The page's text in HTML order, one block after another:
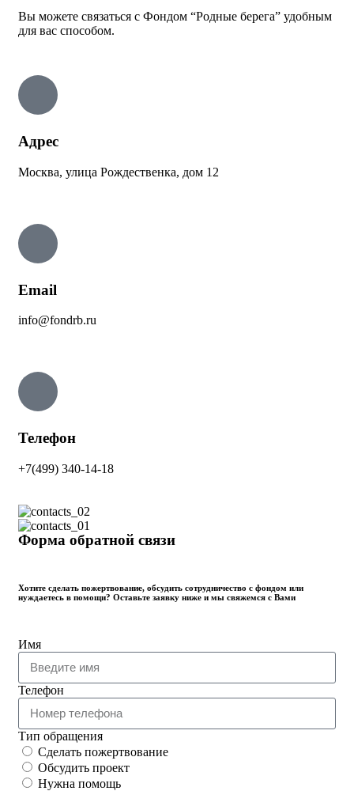
Вы можете связаться с Фондом “Родные берега” удобным
для вас способом.
Адрес
Москва, улица Рождественка, дом 12
Email
info@fondrb.ru
Телефон
+7(499) 340-14-18
Форма обратной связи
Хотите сделать пожертвование, обсудить сотрудничество с фондом или
нуждаетесь в помощи? Оставьте заявку ниже и мы свяжемся с Вами
Имя
Телефон
Тип обращения
Сделать пожертвование
Обсудить проект
Нужна помощь